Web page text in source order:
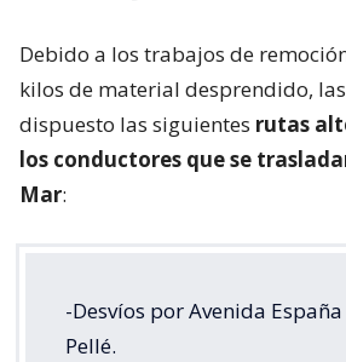
Debido a los trabajos de
kilos de material desprendido,
dispuesto las siguientes rutas
los conductores que se
Mar:
-Desvíos por Avenida
Pellé.